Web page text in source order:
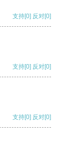
支持[0] 反对[0]
支持[0] 反对[0]
支持[0] 反对[0]